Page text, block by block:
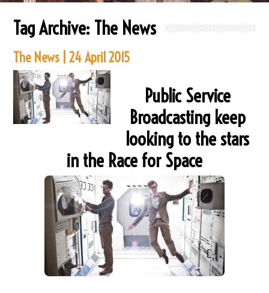
Tag Archive: The News
The News | 24 April 2015
Public Service
Broadcasting keep
looking to the stars
in the Race for Space